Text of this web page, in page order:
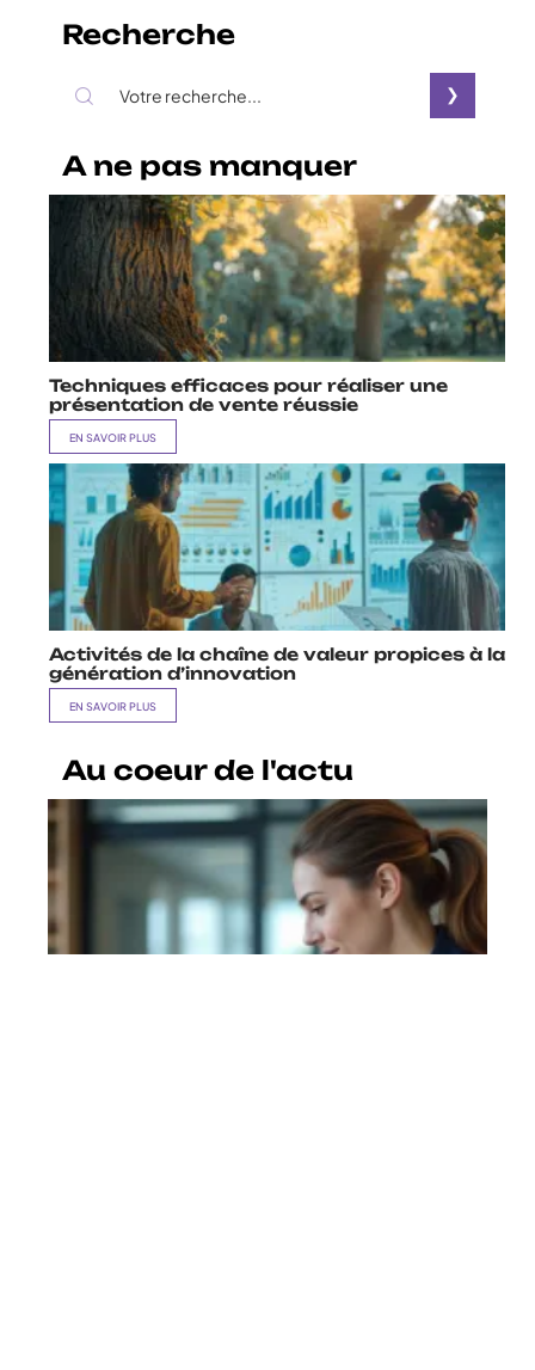
Recherche
A ne pas manquer
Techniques efficaces pour réaliser une
présentation de vente réussie
EN SAVOIR PLUS
Activités de la chaîne de valeur propices à la
génération d’innovation
EN SAVOIR PLUS
Au coeur de l'actu